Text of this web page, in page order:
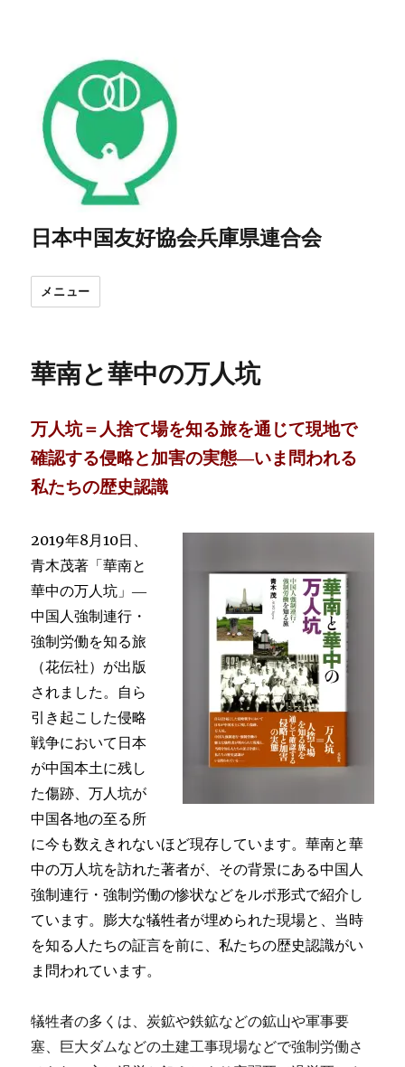
日本中国友好協会兵庫県連合会
メニュー
華南と華中の万人坑
万人坑＝人捨て場を知る旅を通じて現地で
確認する侵略と加害の実態―いま問われる
私たちの歴史認識
2019年8月10日、
青木茂著「華南と
華中の万人坑」―
中国人強制連行・
強制労働を知る旅
（花伝社）が出版
されました。自ら
引き起こした侵略
戦争において日本
が中国本土に残し
た傷跡、万人坑が
中国各地の至る所
に今も数えきれないほど現存しています。華南と華
中の万人坑を訪れた著者が、その背景にある中国人
強制連行・強制労働の惨状などをルポ形式で紹介し
ています。膨大な犠牲者が埋められた現場と、当時
を知る人たちの証言を前に、私たちの歴史認識がい
ま問われています。
犠牲者の多くは、炭鉱や鉄鉱などの鉱山や軍事要
塞、巨大ダムなどの土建工事現場などで強制労働さ